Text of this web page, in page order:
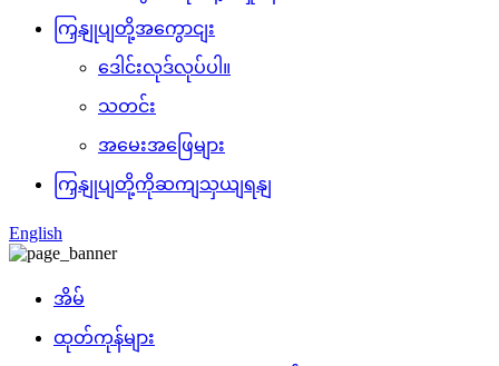
ကြှနျုပျတို့အကွောငျး
ဒေါင်းလုဒ်လုပ်ပါ။
သတင်း
အမေးအဖြေများ
ကြှနျုပျတို့ကိုဆကျသှယျရနျ
English
အိမ်
ထုတ်ကုန်များ